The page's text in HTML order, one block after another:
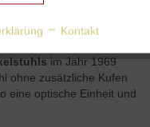
im Jahr 1969
ohne zusätzliche Kufen
eine optische Einheit und
Aktiv
Kontakt